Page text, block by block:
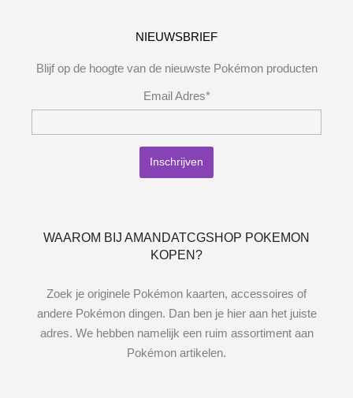
NIEUWSBRIEF
Blijf op de hoogte van de nieuwste Pokémon producten
Email Adres*
WAAROM BIJ AMANDATCGSHOP POKEMON
KOPEN?
Zoek je originele Pokémon kaarten, accessoires of
andere Pokémon dingen. Dan ben je hier aan het juiste
adres. We hebben namelijk een ruim assortiment aan
Pokémon artikelen.